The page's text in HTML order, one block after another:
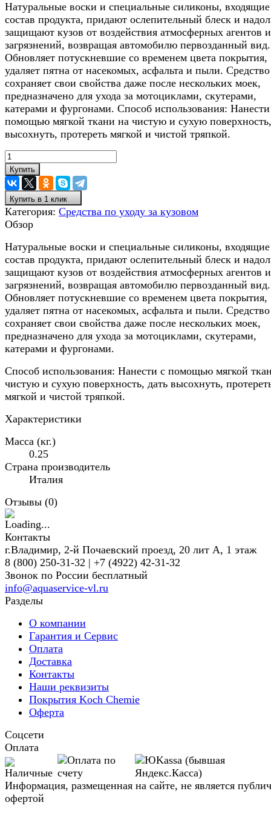
Натуральные воски и специальные силиконы,
состав продукта, придают ослепительный блеск и
защищают кузов от воздействия атмосферных агентов и
загрязнений, возвращая автомобилю первозданный вид.
Обновляет потускневшие со временем цвета покрытия,
удаляет пятна от насекомых, асфальта и пыли. Средство
сохраняет свои свойства даже после нескольких моек,
предназначено для ухода за мотоциклами, скутерами,
катерами и фургонами. Способ использования:
помощью мягкой ткани на чистую и сухую
высохнуть, протереть мягкой и чистой тряпкой.
Купить
Купить в 1 клик
Категория: Средства по уходу за кузовом
Обзор
Натуральные воски и специальные силиконы,
состав продукта, придают ослепительный блеск и
защищают кузов от воздействия атмосферных агентов и
загрязнений, возвращая автомобилю первозданный вид.
Обновляет потускневшие со временем цвета покрытия,
удаляет пятна от насекомых, асфальта и пыли. Средство
сохраняет свои свойства даже после нескольких моек,
предназначено для ухода за мотоциклами, скутерами,
катерами и фургонами.
Способ использования: Нанести с помощью мягкой
чистую и сухую поверхность, дать высохнуть,
мягкой и чистой тряпкой.
Характеристики
Масса (кг.)
0.25
Страна производитель
Италия
Отзывы (0)
Контакты
г.Владимир, 2-й Почаевский проезд, 20 лит А, 1 этаж
8 (800) 250-31-32 | +7 (4922) 42-31-32
Звонок по России бесплатный
info@aquaservice-vl.ru
Разделы
О компании
Гарантия и Сервис
Оплата
Доставка
Контакты
Наши реквизиты
Покрытия Koch Chemie
Оферта
Соцсети
Оплата
Информация, размещенная на сайте, не является
офертой